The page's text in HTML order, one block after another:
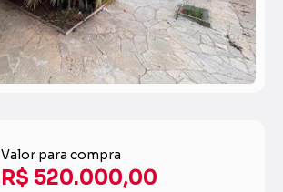
Valor para compra
R$ 520.000,00